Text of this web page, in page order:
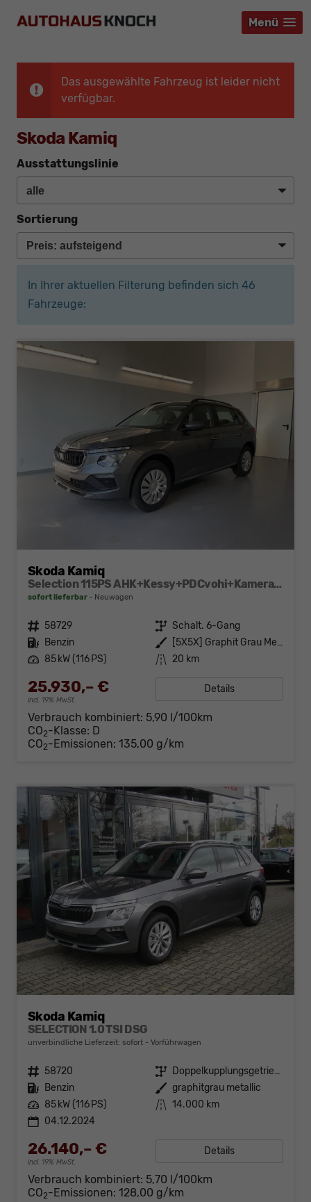
Menü
Menü
Menü
Das ausgewählte Fahrzeug ist leider nicht
verfügbar.
Skoda Kamiq
Ausstattungslinie
Sortierung
In Ihrer aktuellen Filterung befinden sich 46
Fahrzeuge:
Skoda Kamiq
Selection 115PS AHK+Kessy+PDCvohi+Kamera+Climatronic+AppConnect+Sitzheizung
sofort lieferbar Neuwagen
Fahrzeugnr. 58729 Getriebe Schalt. 6-Gang
Kraftstoff Benzin Außenfarbe
[5X5X] Graphit Grau Metallic
Leistung 85 kW (116 PS) Kilometerstand 20 km
25.930,– €
incl. 19% MwSt.
Details
Verbrauch kombiniert: 5,90 l/100km
CO2-Klasse: D
CO2-Emissionen: 135,00 g/km
Skoda Kamiq
SELECTION 1.0 TSI DSG
unverbindliche Lieferzeit: sofort Vorführwagen
Fahrzeugnr. 58720 Getriebe
Doppelkupplungsgetriebe (DSG)
Kraftstoff Benzin Außenfarbe graphitgrau metallic
Leistung 85 kW (116 PS) Kilometerstand 14.000 km
04.12.2024
26.140,– €
incl. 19% MwSt.
Details
Verbrauch kombiniert: 5,70 l/100km
CO2-Emissionen: 128,00 g/km